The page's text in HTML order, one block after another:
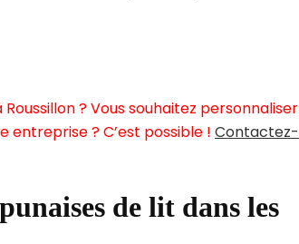
? Vous souhaitez personnaliser
? C’est possible ! Contactez-
de lit dans les